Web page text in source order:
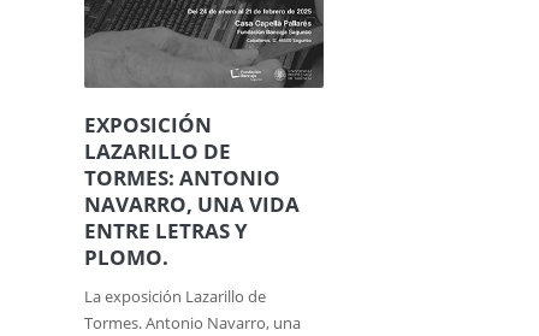
EXPOSICIÓN
LAZARILLO DE
TORMES: ANTONIO
NAVARRO, UNA VIDA
ENTRE LETRAS Y
PLOMO.
La exposición Lazarillo de
Tormes. Antonio Navarro, una